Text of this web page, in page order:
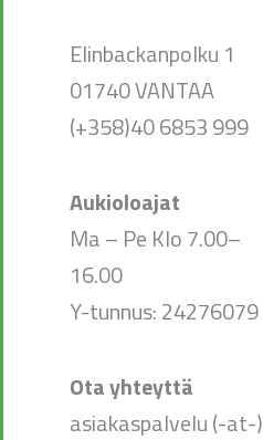
Elinbackanpolku 1
01740 VANTAA
(+358)40 6853 999
Aukioloajat
Ma – Pe Klo 7.00–
16.00
Y-tunnus: 24276079
Ota yhteyttä
asiakaspalvelu (-at-)